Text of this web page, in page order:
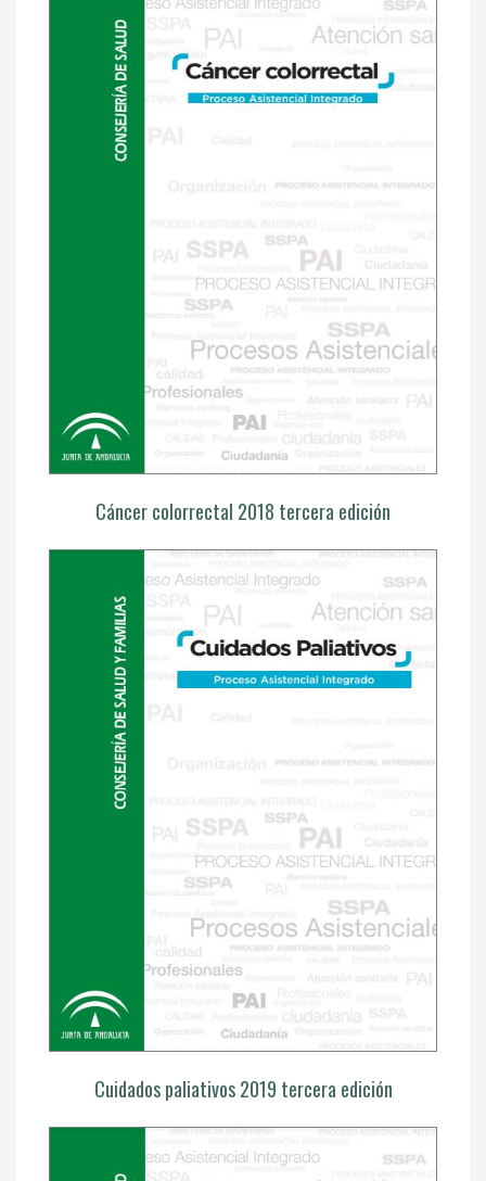
Cáncer colorrectal 2018 tercera edición
Cuidados paliativos 2019 tercera edición